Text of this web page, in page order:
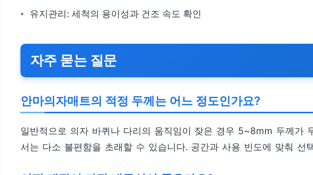
유지관리: 세척의 용이성과 건조 속도 확인
자주 묻는 질문
안마의자매트의 적정 두께는 어느 정도인가요?
일반적으로 의자 바퀴나 다리의 움직임이 잦은 경우 5~8mm 두께가
서는 다소 불편함을 초래할 수 있습니다. 공간과 사용 빈도에 맞춰 선